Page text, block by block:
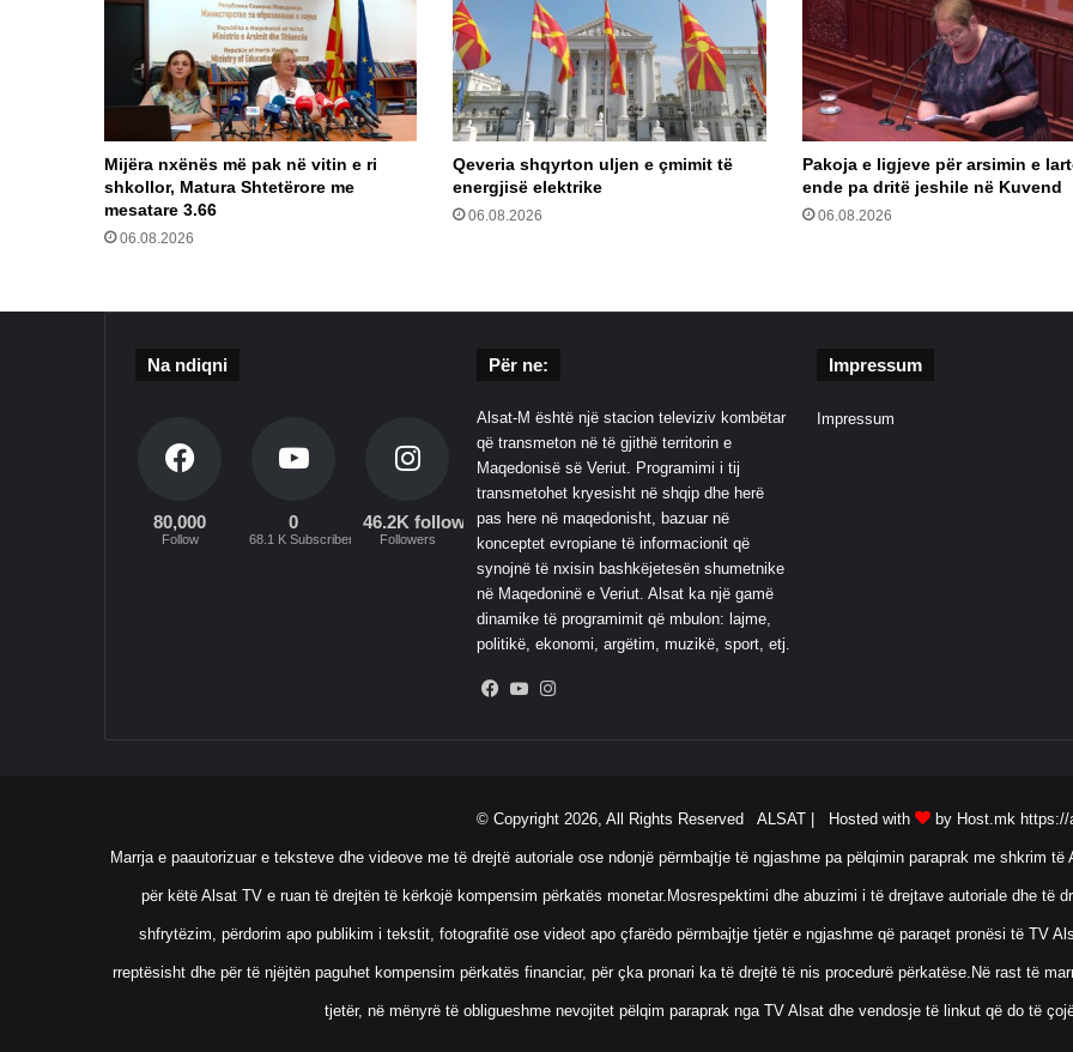
Mijëra nxënës më pak në vitin e ri
shkollor, Matura Shtetërore me
mesatare 3.66
06.08.2026
Qeveria shqyrton uljen e çmimit të
energjisë elektrike
06.08.2026
Pakoja e ligjeve për arsimin e
ende pa dritë jeshile në Kuvend
06.08.2026
Na ndiqni
80,000
Follow
0
68.1 K Subscribers
46.2K followers
Followers
Për ne:
Alsat-M është një stacion televiziv kombëtar
që transmeton në të gjithë territorin e
Maqedonisë së Veriut. Programimi i tij
transmetohet kryesisht në shqip dhe herë
pas here në maqedonisht, bazuar në
konceptet evropiane të informacionit që
synojnë të nxisin bashkëjetesën shumetnike
në Maqedoninë e Veriut. Alsat ka një gamë
dinamike të programimit që mbulon: lajme,
politikë, ekonomi, argëtim, muzikë, sport, etj.
Facebook
YouTube
Impressum
Impressum
© Copyright 2026, All Rights Reserved ALSAT | Hosted with by Host.mkhttps://
Marrja e paautorizuar e teksteve dhe videove me të drejtë autoriale ose ndonjë përmbajtje të ngjashme pa pëlqimin paraprak me shkrim
për këtë Alsat TV e ruan të drejtën të kërkojë kompensim përkatës monetar.Mosrespektimi dhe abuzimi i të drejtave autoriale dhe të
shfrytëzim, përdorim apo publikim i tekstit, fotografitë ose videot apo çfarëdo përmbajtje tjetër e ngjashme që paraqet pronësi të TV
rreptësisht dhe për të njëjtën paguhet kompensim përkatës financiar, për çka pronari ka të drejtë të nis procedurë përkatëse.Në rast të
tjetër, në mënyrë të obligueshme nevojitet pëlqim paraprak nga TV Alsat dhe vendosje të linkut që do të